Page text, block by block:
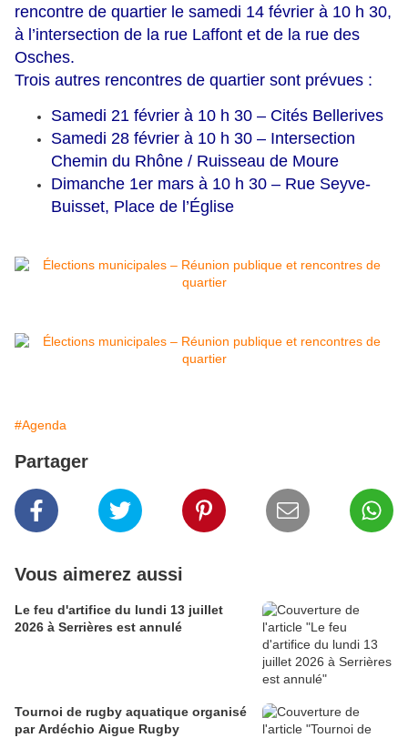
rencontre de quartier le samedi 14 février à 10 h 30,
à l’intersection de la rue Laffont et de la rue des
Osches.
Trois autres rencontres de quartier sont prévues :
Samedi 21 février à 10 h 30 – Cités Bellerives
Samedi 28 février à 10 h 30 – Intersection
Chemin du Rhône / Ruisseau de Moure
Dimanche 1er mars à 10 h 30 – Rue Seyve-
Buisset, Place de l’Église
#Agenda
Partager
Vous aimerez aussi
Le feu d'artifice du lundi 13 juillet
2026 à Serrières est annulé
Tournoi de rugby aquatique organisé
par Ardéchio Aigue Rugby